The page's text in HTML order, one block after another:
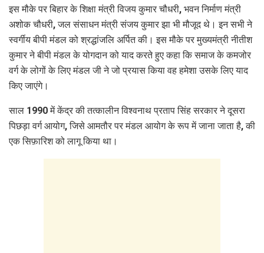
इस मौके पर बिहार के शिक्षा मंत्री विजय कुमार चौधरी, भवन निर्माण मंत्री
अशोक चौधरी, जल संसाधन मंत्री संजय कुमार झा भी मौजूद थे। इन सभी ने
स्वर्गीय बीपी मंडल को श्रद्धांजलि अर्पित की। इस मौके पर मुख्यमंत्री नीतीश
कुमार ने बीपी मंडल के योगदान को याद करते हुए कहा कि समाज के कमजोर
वर्ग के लोगों के लिए मंडल जी ने जो प्रयास किया वह हमेशा उसके लिए याद
किए जाएंगे।
साल 1990 में केंद्र की तत्कालीन विश्वनाथ प्रताप सिंह सरकार ने दूसरा
पिछड़ा वर्ग आयोग, जिसे आमतौर पर मंडल आयोग के रूप में जाना जाता है, की
एक सिफ़ारिश को लागू किया था।